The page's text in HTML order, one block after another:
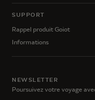
SUPPORT
Rappel produit Goiot
Informations
NEWSLETTER
Poursuivez votre voyage